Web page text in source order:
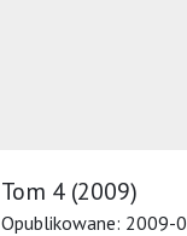
Tom 4 (2009)
Opublikowane: 2009-